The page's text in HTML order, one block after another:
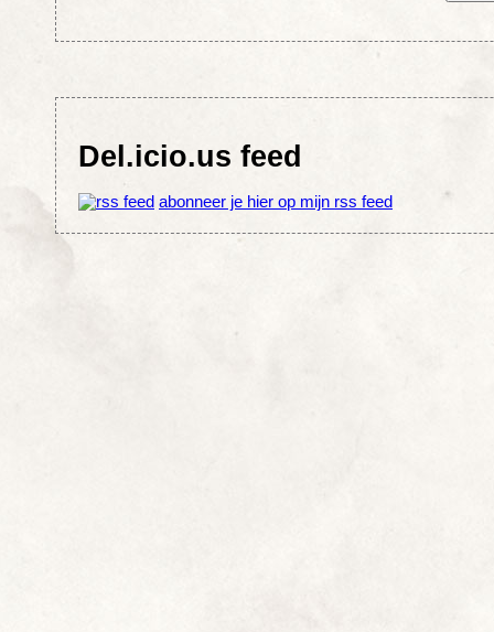
Del.icio.us feed
abonneer je hier op mijn rss feed